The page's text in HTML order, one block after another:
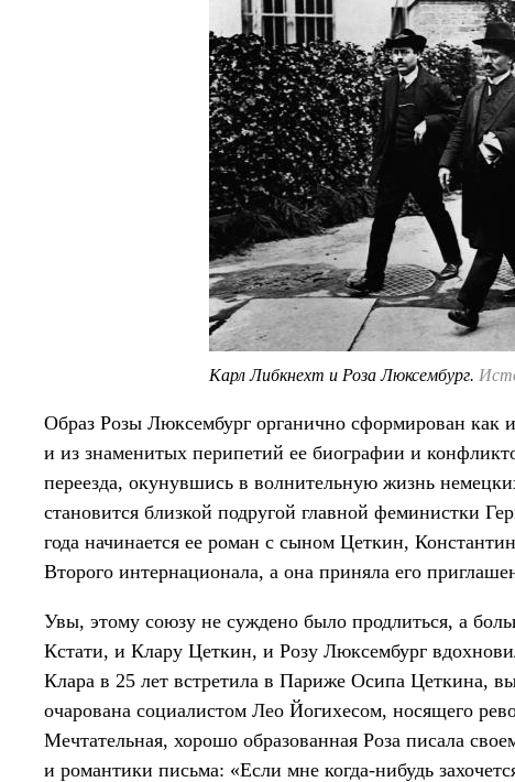
Карл Либкнехт и Роза Люксембург.
Образ Розы Люксембург органично сформирован как
и из знаменитых перипетий ее биографии и
переезда, окунувшись в волнительную жизнь
становится близкой подругой главной феминистки
года начинается ее роман с сыном Цеткин,
Второго интернационала, а она приняла его
Увы, этому союзу не суждено было продлиться, а
Кстати, и Клару Цеткин, и Розу Люксембург
Клара в 25 лет встретила в Париже Осипа Цеткина,
очарована социалистом Лео Йогихесом, носящего
Мечтательная, хорошо образованная Роза писала
и романтики письма: «Если мне когда-нибудь